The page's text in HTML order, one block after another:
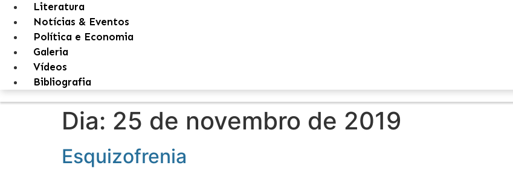
Literatura
Notícias & Eventos
Política e Economia
Galeria
Vídeos
Bibliografia
Dia: 25 de novembro de 2019
Esquizofrenia